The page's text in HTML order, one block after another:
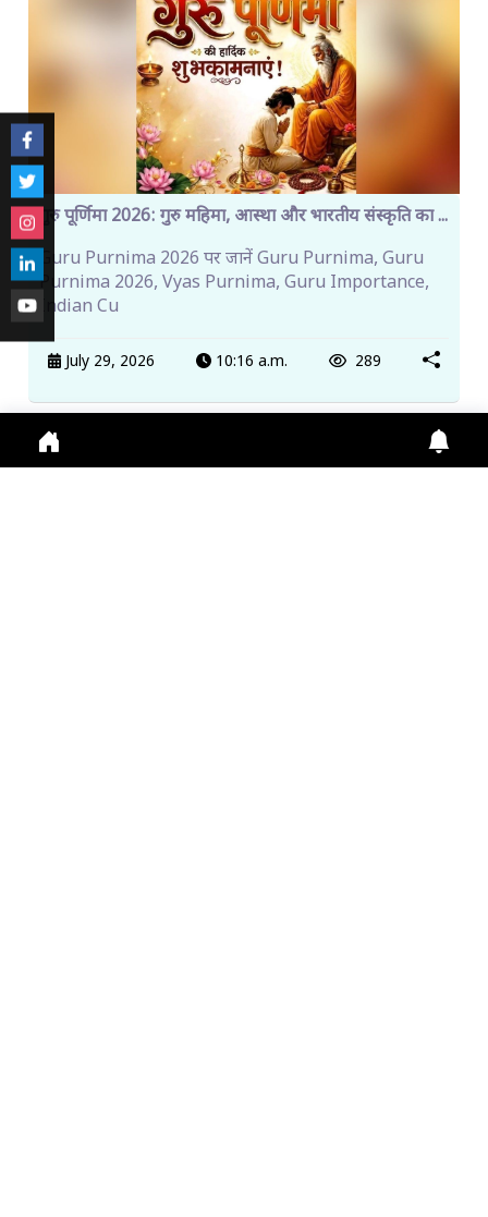
गुरु पूर्णिमा 2026: गुरु महिमा, आस्था और भारतीय संस्कृति का ...
Guru Purnima 2026 पर जानें Guru Purnima, Guru
Purnima 2026, Vyas Purnima, Guru Importance,
Indian Cu
July 29, 2026 10:16 a.m. 289